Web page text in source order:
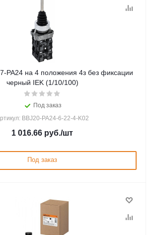
PA24 на 4 положения 4з без фиксации
черный IEK (1/10/100)
Под заказ
BBJ20-PA24-6-22-4-K02
1 016.66 руб./шт
Под заказ